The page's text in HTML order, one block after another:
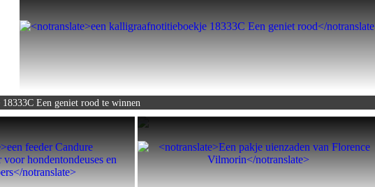
Een geniet rood te winnen